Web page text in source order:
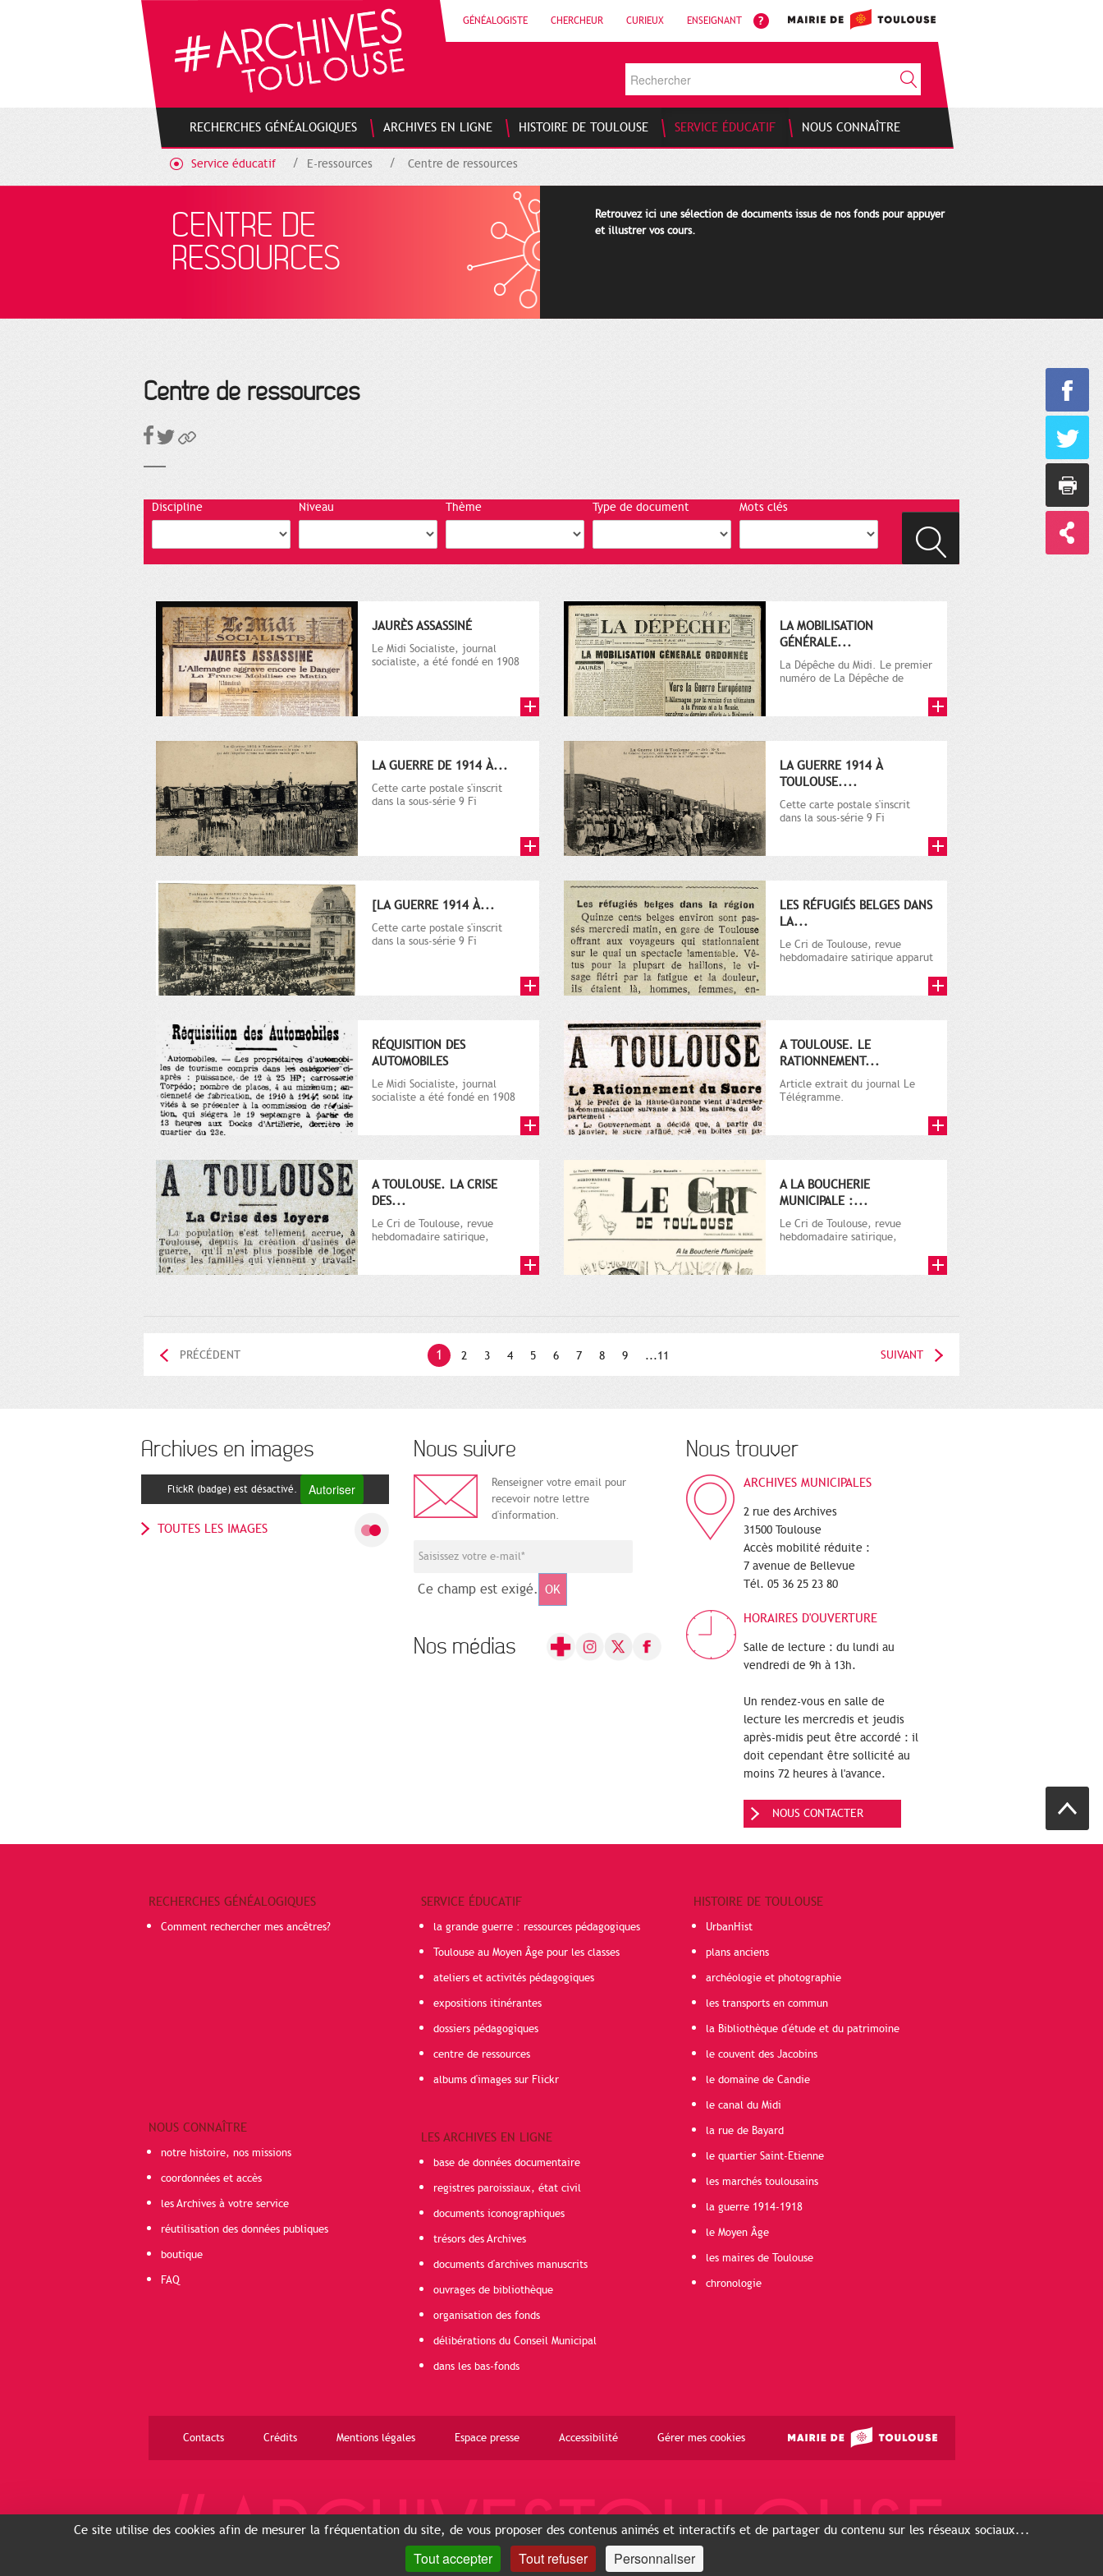
GÉNÉALOGISTE CHERCHEUR CURIEUX ENSEIGNANT
RECHERCHES GÉNÉALOGIQUES ARCHIVES EN LIGNE HISTOIRE DE TOULOUSE SERVICE ÉDUCATIF NOUS CONNAÎTRE
Service éducatif E-ressources Centre de ressources
CENTRE DE
RESSOURCES
Retrouvez ici une sélection de documents issus de nos fonds pour appuyer
et illustrer vos cours.
Centre de ressources
Discipline Niveau Thème Type de document Mots clés
JAURÈS ASSASSINÉ
Le Midi Socialiste, journal
socialiste, a été fondé en 1908
LA MOBILISATION
GÉNÉRALE...
La Dépêche du Midi. Le premier
numéro de La Dépêche de
LA GUERRE DE 1914 À...
Cette carte postale s'inscrit
dans la sous-série 9 Fi
LA GUERRE 1914 À
TOULOUSE....
Cette carte postale s'inscrit
dans la sous-série 9 Fi
[LA GUERRE 1914 À...
Cette carte postale s'inscrit
dans la sous-série 9 Fi
LES RÉFUGIÉS BELGES DANS
LA...
Le Cri de Toulouse, revue
hebdomadaire satirique apparut
RÉQUISITION DES
AUTOMOBILES
Le Midi Socialiste, journal
socialiste a été fondé en 1908
A TOULOUSE. LE
RATIONNEMENT...
Article extrait du journal Le
Télégramme.
A TOULOUSE. LA CRISE
DES...
Le Cri de Toulouse, revue
hebdomadaire satirique,
A LA BOUCHERIE
MUNICIPALE :...
Le Cri de Toulouse, revue
hebdomadaire satirique,
1 2 3 4 5 6 7 8 9 ...11
PRÉCÉDENT SUIVANT
Archives en images
FlickR (badge) est désactivé. Autoriser
TOUTES LES IMAGES
Nous suivre
Renseigner votre email pour
recevoir notre lettre
d'information.
Ce champ est exigé. OK
Nos médias
Nous trouver
ARCHIVES MUNICIPALES
2 rue des Archives
31500 Toulouse
Accès mobilité réduite :
7 avenue de Bellevue
Tél. 05 36 25 23 80
HORAIRES D'OUVERTURE
Salle de lecture : du lundi au
vendredi de 9h à 13h.
Un rendez-vous en salle de
lecture les mercredis et jeudis
après-midis peut être accordé : il
doit cependant être sollicité au
moins 72 heures à l'avance.
NOUS CONTACTER
RECHERCHES GÉNÉALOGIQUES
Comment rechercher mes ancêtres?
NOUS CONNAÎTRE
notre histoire, nos missions
coordonnées et accès
les Archives à votre service
réutilisation des données publiques
boutique
FAQ
SERVICE ÉDUCATIF
la grande guerre : ressources pédagogiques
Toulouse au Moyen Âge pour les classes
ateliers et activités pédagogiques
expositions itinérantes
dossiers pédagogiques
centre de ressources
albums d'images sur Flickr
LES ARCHIVES EN LIGNE
base de données documentaire
registres paroissiaux, état civil
documents iconographiques
trésors des Archives
documents d'archives manuscrits
ouvrages de bibliothèque
organisation des fonds
délibérations du Conseil Municipal
dans les bas-fonds
HISTOIRE DE TOULOUSE
UrbanHist
plans anciens
archéologie et photographie
les transports en commun
la Bibliothèque d'étude et du patrimoine
le couvent des Jacobins
le domaine de Candie
le canal du Midi
la rue de Bayard
le quartier Saint-Etienne
les marchés toulousains
la guerre 1914-1918
le Moyen Âge
les maires de Toulouse
chronologie
Contacts Crédits Mentions légales Espace presse Accessibilité Gérer mes cookies
Gestion de vos préférences sur les cookies
Ce site utilise des cookies afin de mesurer la fréquentation du site, de vous proposer des contenus animés et interactifs et de partager du contenu sur les réseaux sociaux...
Tout accepter Tout refuser Personnaliser